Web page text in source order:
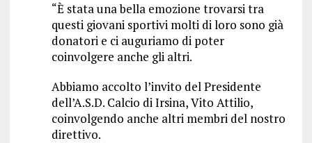
“È stata una bella emozione trovarsi tra
questi giovani sportivi molti di loro sono già
donatori e ci auguriamo di poter
coinvolgere anche gli altri.
Abbiamo accolto l’invito del Presidente
dell’A.S.D. Calcio di Irsina, Vito Attilio,
coinvolgendo anche altri membri del nostro
direttivo.